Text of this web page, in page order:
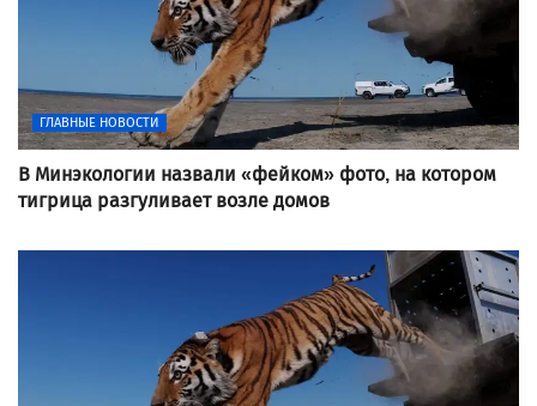
ГЛАВНЫЕ НОВОСТИ
В Минэкологии назвали «фейком» фото, на котором
тигрица разгуливает возле домов